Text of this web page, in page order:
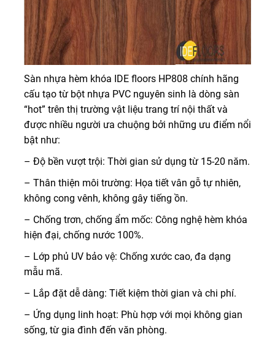
Sàn nhựa hèm khóa IDE floors HP808 chính hãng
cấu tạo từ bột nhựa PVC nguyên sinh là dòng sàn
“hot” trên thị trường vật liệu trang trí nội thất và
được nhiều người ưa chuộng bởi những ưu điểm nổi
bật như:
– Độ bền vượt trội: Thời gian sử dụng từ 15-20 năm.
– Thân thiện môi trường: Họa tiết vân gỗ tự nhiên,
không cong vênh, không gây tiếng ồn.
– Chống trơn, chống ẩm mốc: Công nghệ hèm khóa
hiện đại, chống nước 100%.
– Lớp phủ UV bảo vệ: Chống xước cao, đa dạng
mẫu mã.
– Lắp đặt dễ dàng: Tiết kiệm thời gian và chi phí.
– Ứng dụng linh hoạt: Phù hợp với mọi không gian
sống, từ gia đình đến văn phòng.